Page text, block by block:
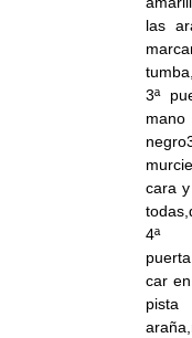
las
3ª
cara
4ª
car